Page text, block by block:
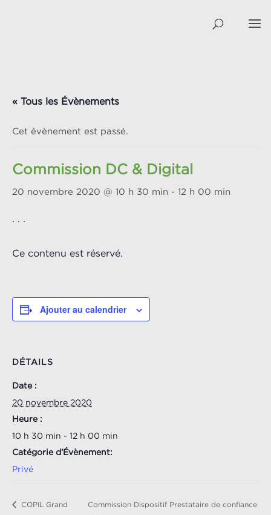
« Tous les Évènements
Cet évènement est passé.
Commission DC & Digital
20 novembre 2020 @ 10 h 30 min - 12 h 00 min
. . .
Ce contenu est réservé.
Ajouter au calendrier
DÉTAILS
Date :
20 novembre 2020
Heure :
10 h 30 min - 12 h 00 min
Catégorie d’Évènement:
Privé
COPIL Grand Commission Dispositif Prestataire de confiance